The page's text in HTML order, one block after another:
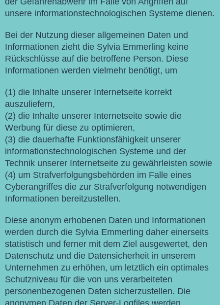
unsere informationstechnologischen Systeme dienen.
Bei der Nutzung dieser allgemeinen Daten und
Informationen zieht die Sylvia Emmerling keine
Rückschlüsse auf die betroffene Person. Diese
Informationen werden vielmehr benötigt, um
(1) die Inhalte unserer Internetseite korrekt
auszuliefern,
(2) die Inhalte unserer Internetseite sowie die
Werbung für diese zu optimieren,
(3) die dauerhafte Funktionsfähigkeit unserer
informationstechnologischen Systeme und der
Technik unserer Internetseite zu gewährleisten sowie
(4) um Strafverfolgungsbehörden im Falle eines
Cyberangriffes die zur Strafverfolgung notwendigen
Informationen bereitzustellen.
Diese anonym erhobenen Daten und Informationen
werden durch die Sylvia Emmerling daher einerseits
statistisch und ferner mit dem Ziel ausgewertet, den
Datenschutz und die Datensicherheit in unserem
Unternehmen zu erhöhen, um letztlich ein optimales
Schutzniveau für die von uns verarbeiteten
personenbezogenen Daten sicherzustellen. Die
anonymen Daten der Server-Logfiles werden